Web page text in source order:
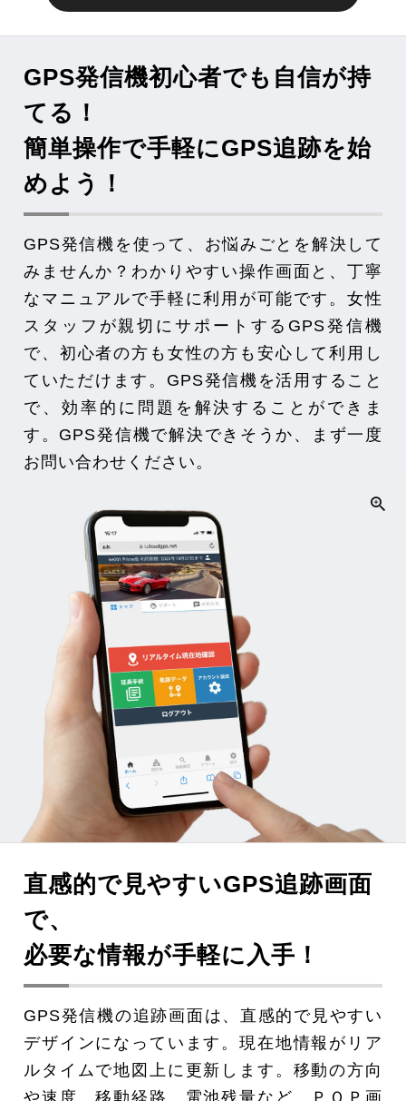
GPS発信機初心者でも自信が持
てる！
簡単操作で手軽にGPS追跡を始
めよう！
GPS発信機を使って、お悩みごとを解決して
みませんか？わかりやすい操作画面と、丁寧
なマニュアルで手軽に利用が可能です。女性
スタッフが親切にサポートするGPS発信機
で、初心者の方も女性の方も安心して利用し
ていただけます。GPS発信機を活用すること
で、効率的に問題を解決することができま
す。GPS発信機で解決できそうか、まず一度
お問い合わせください。
直感的で見やすいGPS追跡画面
で、
必要な情報が手軽に入手！
GPS発信機の追跡画面は、直感的で見やすい
デザインになっています。現在地情報がリア
ルタイムで地図上に更新します。移動の方向